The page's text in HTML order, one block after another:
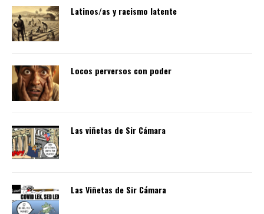
Latinos/as y racismo latente
Locos perversos con poder
Las viñetas de Sir Cámara
Las Viñetas de Sir Cámara